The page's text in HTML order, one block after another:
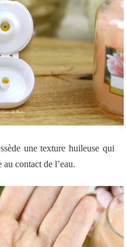
une texture huileuse qui
contact de l’eau.